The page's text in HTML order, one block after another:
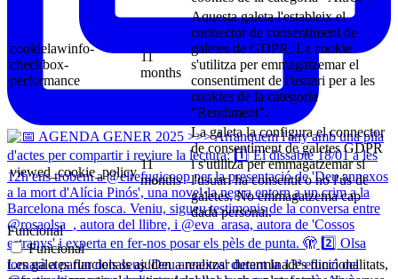
cookielawinfo-
checkbox-
performance
11
months
Aquesta galeta l'estableix el
connector de consentiment de
galetes de GDPR. La cookie
s'utilitza per emmagatzemar el
consentiment de l'usuari per a les
cookies de la categoria
"Rendiment".
viewed_cookie_policy
11
months
La galeta la configura el connector
de consentiment de galetes GDPR
i s'utilitza per emmagatzemar si
l'usuari ha consentit o no l'ús de
galetes. No emmagatzema cap
dada personal.
Funcional
Funcional
Les galetes funcionals ajuden a realitzar determinades funcionalitats,